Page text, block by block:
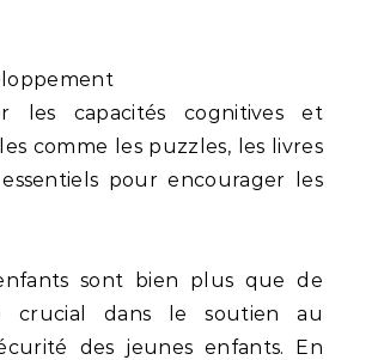
les capacités cognitives et
comme les puzzles, les livres
pour encourager les
sont bien plus que de
crucial dans le soutien au
des jeunes enfants. En